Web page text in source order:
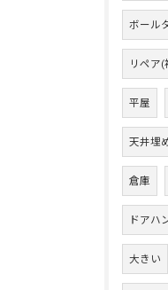
ボール
リペア(
平屋
天井埋
倉庫
ドアハ
大きい